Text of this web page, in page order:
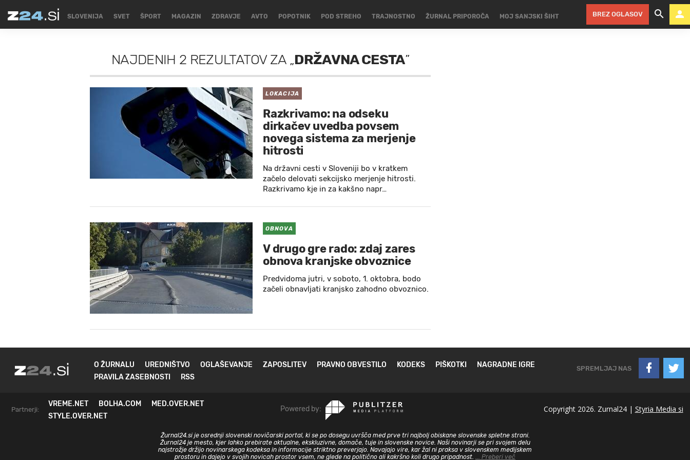
SLOVENIJA SVET ŠPORT MAGAZIN ZDRAVJE AVTO POPOTNIK POD STREHO TRAJNOSTNO ŽURNAL PRIPOROČA MOJ SANJSKI ŠIHT BREZ OGLASOV
NAJDENIH 2 REZULTATOVZA„DRŽAVNA CESTA”
LOKACIJA
Razkrivamo: na odseku
dirkačev uvedba povsem
novega sistema za merjenje
hitrosti
Na državni cesti v Sloveniji bo v kratkem
začelo delovati sekcijsko merjenje hitrosti.
Razkrivamo kje in za kakšno napr…
OBNOVA
V drugo gre rado: zdaj zares
obnova kranjske obvoznice
Predvidoma jutri, v soboto, 1. oktobra, bodo
začeli obnavljati kranjsko zahodno obvoznico.
O ŽURNALU UREDNIŠTVO OGLAŠEVANJE ZAPOSLITEV PRAVNO OBVESTILO KODEKS PIŠKOTKI
NAGRADNE IGRE
PRAVILA ZASEBNOSTI
RSS
SPREMLJAJ NAS
Partnerji:
VREME.NET BOLHA.COM
MED.OVER.NET
STYLE.OVER.NET
Powered by: Copyright 2026. Zurnal24 | Styria Media si
Žurnal24.si je osrednji slovenski novičarski portal, ki se po dosegu uvršča med prve tri najbolj obiskane slovenske spletne strani.
Žurnal24 je mesto, kjer lahko prebirate aktualne, ekskluzivne, domače, tuje in slovenske novice. Naši novinarji se pri svojem delu
najstrožje držijo novinarskega kodeksa in informacije striktno preverjajo. Navajajo vire, kar žal ni praksa v slovenskem medijskem
prostoru in dajejo v svojih novicah prostor vsem, ne glede na politično ali kakršno koli drugo pripadnost. ... Preberi več